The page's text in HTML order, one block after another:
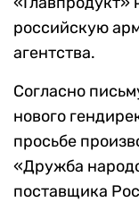
российскую
агентства.
Согласно
нового
просьбе
«Дружба
поставщика